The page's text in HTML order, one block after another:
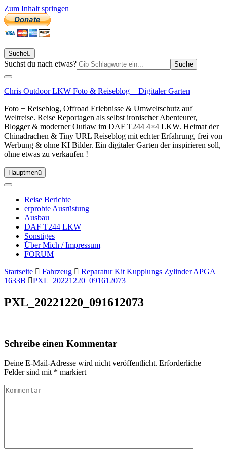
Zum Inhalt springen
Suche
Suchen
Suchst du nach etwas?
Chris Outdoor LKW Foto & Reiseblog + Digitaler Garten
Foto + Reiseblog, Offroad Erlebnisse & Umweltschutz auf
Weltreise. Reise Reportagen als selbst ironischer Abenteurer,
Blogger & moderner Outlaw im DAF T244 4×4 LKW. Heimat der
Chinadrachen & Tiny URL Reiseblog mit echter Erfahrung, frei von
Werbung & ohne KI Bilder. Ein digitaler Garten der inspirieren soll,
ohne etwas zu verkaufen !
Hauptmenü
Reise Berichte
erprobte Ausrüstung
Ausbau
DAF T244 LKW
Sonstiges
Über Mich / Impressum
FORUM
Startseite
Fahrzeug
Reparatur Kit Kupplungs Zylinder APGA
1633B
PXL_20221220_091612073
PXL_20221220_091612073
Schreibe einen Kommentar
Deine E-Mail-Adresse wird nicht veröffentlicht. Erforderliche
Felder sind mit * markiert
Kommentar